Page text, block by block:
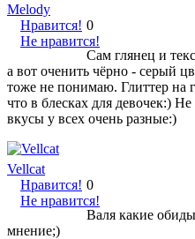
Melody
Нравится!
Не нравится!
0
Сам глянец и
а вот оченить чёрно - серый
тоже не понимаю. Глиттер на
что в блесках для девочек:)
вкусы у всех очень разные:)
Vellcat
Нравится!
Не нравится!
0
Валя какие
мнение;)